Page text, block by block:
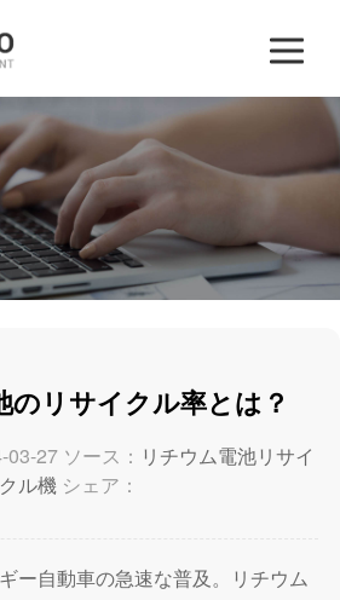
のリサイクル率とは？
27 ソース： リチウム電池リサイ
クル機 シェア：
自動車の急速な普及。リチウム